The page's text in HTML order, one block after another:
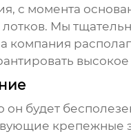
момента
. Мы
он будет